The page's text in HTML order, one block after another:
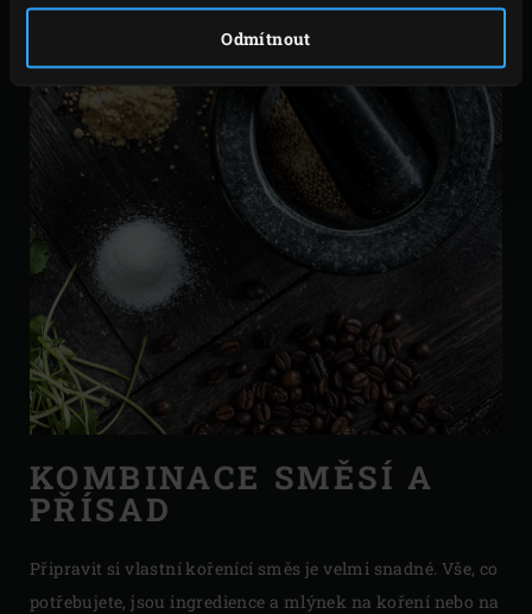
Odmítnout
KOMBINACE SMĚSÍ A
PŘÍSAD
Připravit si vlastní kořenící směs je velmi snadné. Vše, co
potřebujete, jsou ingredience a mlýnek na koření nebo na